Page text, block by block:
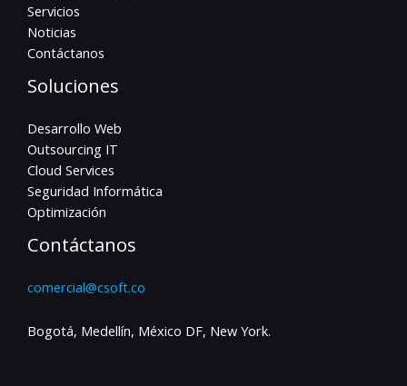
Servicios
Noticias
Contáctanos
Soluciones
Desarrollo Web
Outsourcing IT
Cloud Services
Seguridad Informática
Optimización
Contáctanos
comercial@csoft.co
Bogotá, Medellín, México DF, New York.